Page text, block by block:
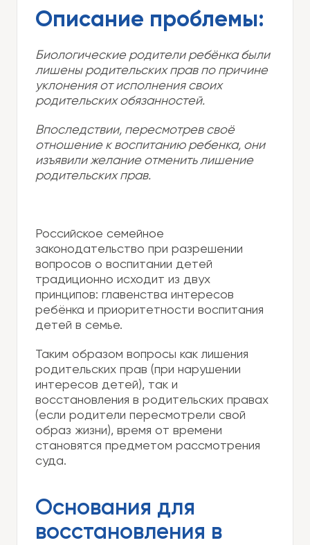
Описание проблемы:
Биологические родители ребёнка были
лишены родительских прав по причине
уклонения от исполнения своих
родительских обязанностей.
Впоследствии, пересмотрев своё
отношение к воспитанию ребенка, они
изъявили желание отменить лишение
родительских прав.
Российское семейное
законодательство при разрешении
вопросов о воспитании детей
традиционно исходит из двух
принципов: главенства интересов
ребёнка и приоритетности воспитания
детей в семье.
Таким образом вопросы как лишения
родительских прав (при нарушении
интересов детей), так и
восстановления в родительских правах
(если родители пересмотрели свой
образ жизни), время от времени
становятся предметом рассмотрения
суда.
Основания для
восстановления в